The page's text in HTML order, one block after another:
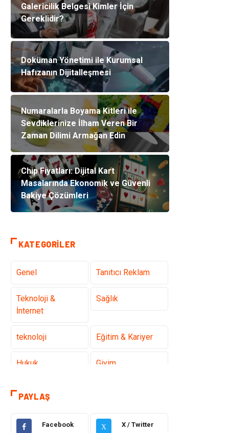
Galericilik Belgesi Kimler İçin
Gereklidir?
Doküman Yönetimi ile Kurumsal
Hafızanın Dijitalleşmesi
Numaralarla Boyama Kitleri ile
Sevdiklerinize İlham Veren Bir
Zaman Dilimi Armağan Edin
Chip Fiyatları: Dijital Kart
Masalarında Ekonomik ve Güvenli
Bakiye Çözümleri
KATEGORILER
Genel Tanıtıcı Reklam
Teknoloji &
İnternet
Sağlık
teknoloji Eğitim & Kariyer
Hukuk Giyim
Elektronik
PAYLAŞ
Facebook X X / Twitter